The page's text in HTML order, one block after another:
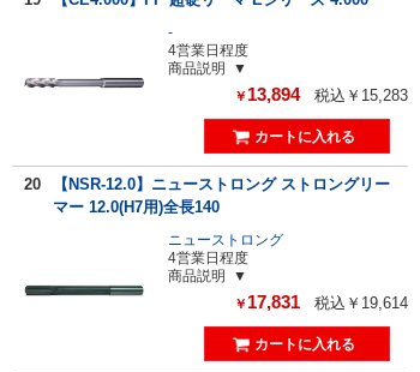
-
4営業日程度
商品説明
￥ 13,894 税込￥15,283
20
【NSR-12.0】ニューストロング ストロングリー
マー 12.0(H7用)全長140
ニューストロング
4営業日程度
商品説明
￥ 17,831 税込￥19,614